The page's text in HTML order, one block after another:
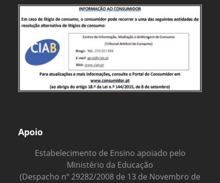
Apoio
Estabelecimento de Ensino apoiado pelo
Ministério da Educação
(Despacho nº 29282/2008 de 13 de Novembro de